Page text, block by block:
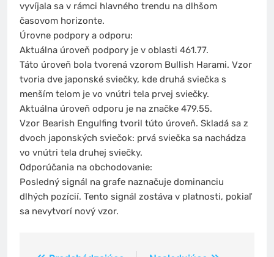
vyvíjala sa v rámci hlavného trendu na dlhšom
časovom horizonte.
Úrovne podpory a odporu:
Aktuálna úroveň podpory je v oblasti 461.77.
Táto úroveň bola tvorená vzorom Bullish Harami. Vzor
tvoria dve japonské sviečky, kde druhá sviečka s
menším telom je vo vnútri tela prvej sviečky.
Aktuálna úroveň odporu je na značke 479.55.
Vzor Bearish Engulfing tvoril túto úroveň. Skladá sa z
dvoch japonských sviečok: prvá sviečka sa nachádza
vo vnútri tela druhej sviečky.
Odporúčania na obchodovanie:
Posledný signál na grafe naznačuje dominanciu
dlhých pozícií. Tento signál zostáva v platnosti, pokiaľ
sa nevytvorí nový vzor.